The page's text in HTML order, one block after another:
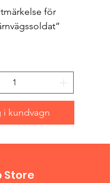
för
i kundvagn
Store